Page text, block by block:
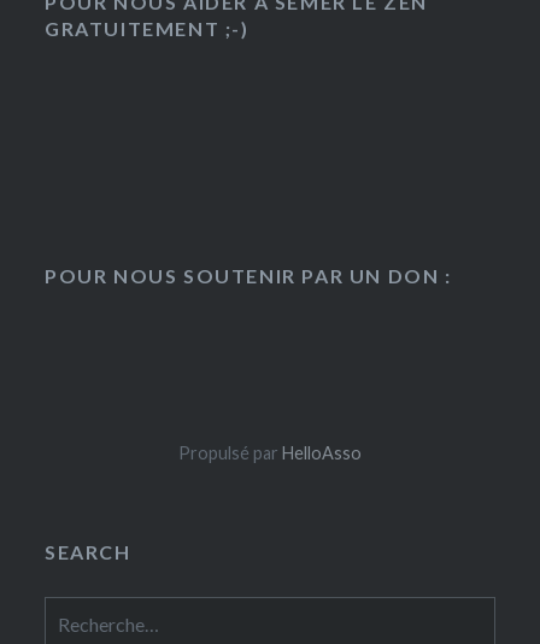
GRATUITEMENT ;-)
POUR NOUS SOUTENIR PAR UN DON :
Propulsé par HelloAsso
SEARCH